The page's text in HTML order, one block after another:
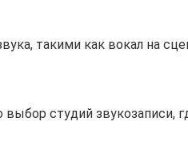
такими как вокал на
студий звукозаписи,